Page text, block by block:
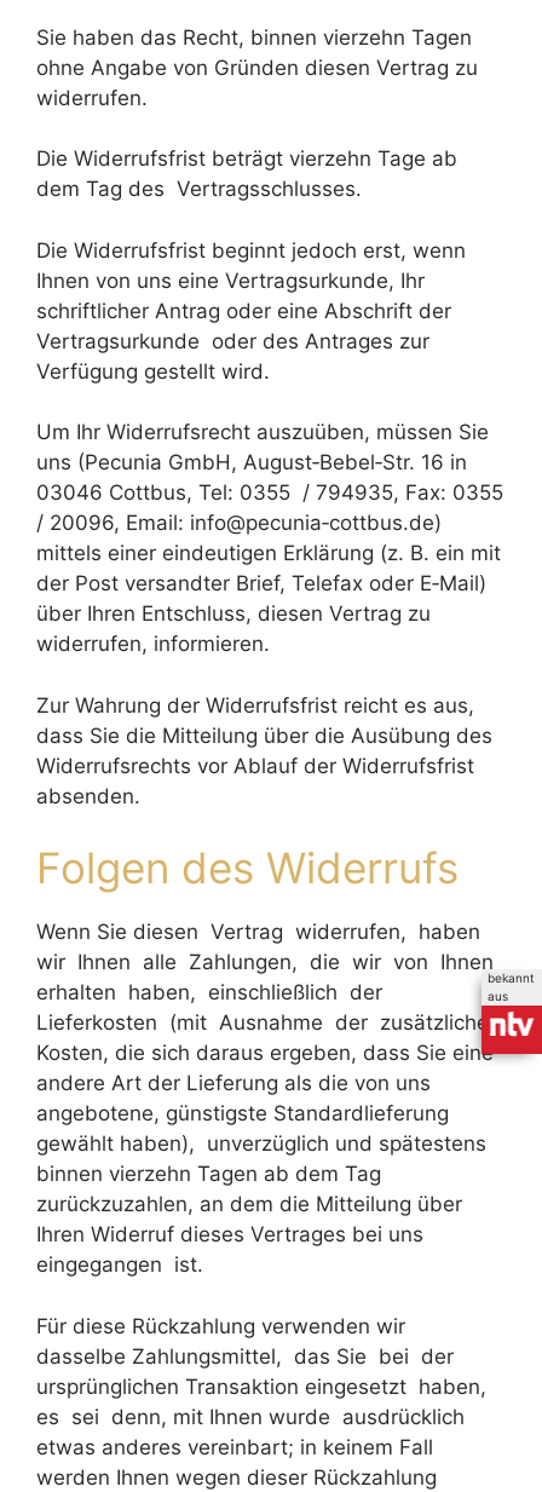
bekannt
aus
Sie haben das Recht, binnen vierzehn Tagen
ohne Angabe von Gründen diesen Vertrag zu
widerrufen.
Die Widerrufsfrist beträgt vierzehn Tage ab
dem Tag des Vertragsschlusses.
Die Widerrufsfrist beginnt jedoch erst, wenn
Ihnen von uns eine Vertragsurkunde, Ihr
schriftlicher Antrag oder eine Abschrift der
Vertragsurkunde oder des Antrages zur
Verfügung gestellt wird.
Um Ihr Widerrufsrecht auszuüben, müssen Sie
uns (Pecunia GmbH, August‐Bebel‐Str. 16 in
03046 Cottbus, Tel: 0355 / 794935, Fax: 0355
/ 20096, Email: info@pecunia‐cottbus.de)
mittels einer eindeutigen Erklärung (z. B. ein mit
der Post versandter Brief, Telefax oder E‐Mail)
über Ihren Entschluss, diesen Vertrag zu
widerrufen, informieren.
Zur Wahrung der Widerrufsfrist reicht es aus,
dass Sie die Mitteilung über die Ausübung des
Widerrufsrechts vor Ablauf der Widerrufsfrist
absenden.
Folgen des Widerrufs
Wenn Sie diesen Vertrag widerrufen, haben
wir Ihnen alle Zahlungen, die wir von Ihnen
erhalten haben, einschließlich der
Lieferkosten (mit Ausnahme der zusätzlichen
Kosten, die sich daraus ergeben, dass Sie eine
andere Art der Lieferung als die von uns
angebotene, günstigste Standardlieferung
gewählt haben), unverzüglich und spätestens
binnen vierzehn Tagen ab dem Tag
zurückzuzahlen, an dem die Mitteilung über
Ihren Widerruf dieses Vertrages bei uns
eingegangen ist.
Für diese Rückzahlung verwenden wir
dasselbe Zahlungsmittel, das Sie bei der
ursprünglichen Transaktion eingesetzt haben,
es sei denn, mit Ihnen wurde ausdrücklich
etwas anderes vereinbart; in keinem Fall
werden Ihnen wegen dieser Rückzahlung